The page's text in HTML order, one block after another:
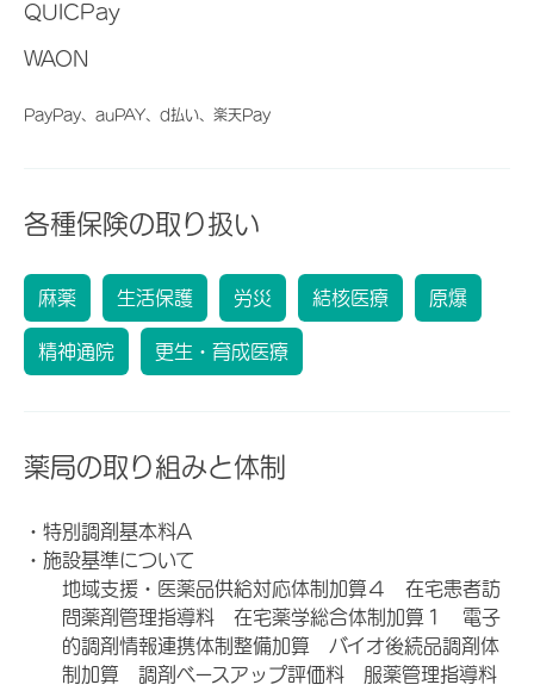
QUICPay
WAON
PayPay、auPAY、d払い、楽天Pay
各種保険の取り扱い
麻薬 生活保護 労災 結核医療 原爆
精神通院 更生・育成医療
薬局の取り組みと体制
・特別調剤基本料A
・施設基準について
地域支援・医薬品供給対応体制加算４ 在宅患者訪
問薬剤管理指導料 在宅薬学総合体制加算１ 電子
的調剤情報連携体制整備加算 バイオ後続品調剤体
制加算 調剤ベースアップ評価料 服薬管理指導料